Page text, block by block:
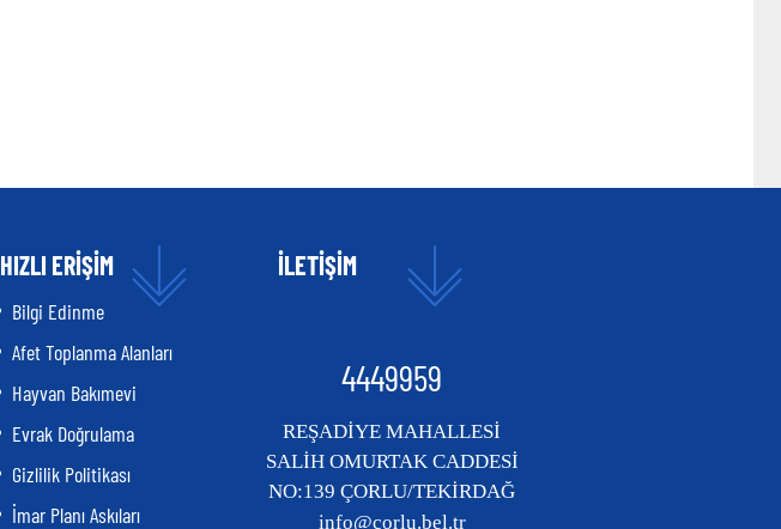
HIZLI ERİŞİM
Bilgi Edinme
Afet Toplanma Alanları
Hayvan Bakımevi
Evrak Doğrulama
Gizlilik Politikası
İmar Planı Askıları
İLETİŞİM
4449959
REŞADİYE MAHALLESİ
SALİH OMURTAK CADDESİ
NO:139 ÇORLU/TEKİRDAĞ
info@corlu.bel.tr